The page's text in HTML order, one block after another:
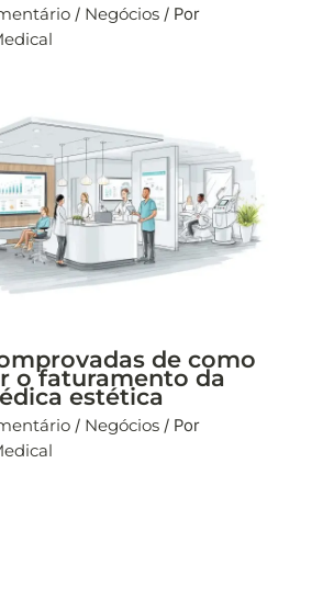
/ Negócios/ Por
de como
o faturamento da
estética
/ Negócios/ Por